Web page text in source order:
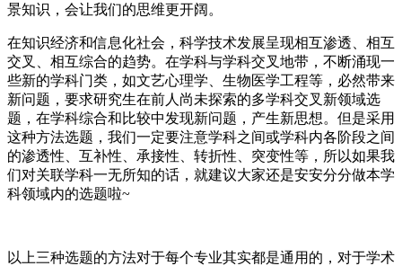
景知识，会让我们的思维更开阔。
在知识经济和信息化社会，科学技术发展呈现相互渗透、相互
交叉、相互综合的趋势。在学科与学科交叉地带，不断涌现一
些新的学科门类，如文艺心理学、生物医学工程等，必然带来
新问题，要求研究生在前人尚未探索的多学科交叉新领域选
题，在学科综合和比较中发现新问题，产生新思想。但是采用
这种方法选题，我们一定要注意学科之间或学科内各阶段之间
的渗透性、互补性、承接性、转折性、突变性等，所以如果我
们对关联学科一无所知的话，就建议大家还是安安分分做本学
科领域内的选题啦~
以上三种选题的方法对于每个专业其实都是通用的，对于学术